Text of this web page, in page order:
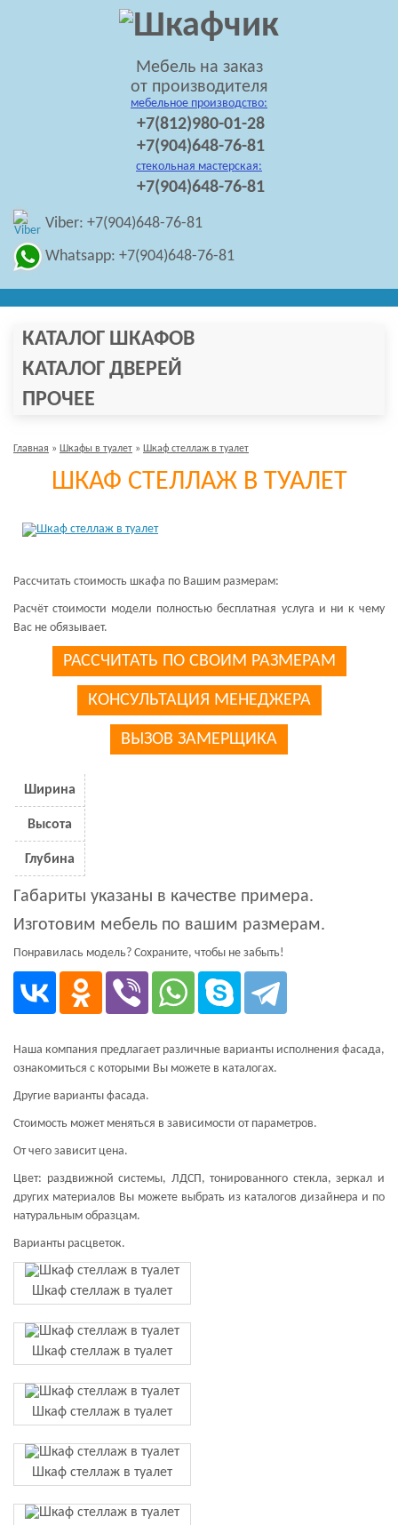
Мебель на заказ
от производителя
мебельное производство:
+7(812)980-01-28
+7(904)648-76-81
стекольная мастерская:
+7(904)648-76-81
Viber: +7(904)648-76-81
Whatsapp: +7(904)648-76-81
КАТАЛОГ ШКАФОВ
КАТАЛОГ ДВЕРЕЙ
ПРОЧЕЕ
Главная » Шкафы в туалет » Шкаф стеллаж в туалет
ШКАФ СТЕЛЛАЖ В ТУАЛЕТ
Рассчитать стоимость шкафа по Вашим размерам:
Расчёт стоимости модели полностью бесплатная услуга и ни к чему
Вас не обязывает.
РАССЧИТАТЬ ПО СВОИМ РАЗМЕРАМ
КОНСУЛЬТАЦИЯ МЕНЕДЖЕРА
ВЫЗОВ ЗАМЕРЩИКА
Ширина
Высота
Глубина
Габариты указаны в качестве примера.
Изготовим мебель по вашим размерам.
Понравилась модель? Сохраните, чтобы не забыть!
Наша компания предлагает различные варианты исполнения фасада,
ознакомиться с которыми Вы можете в каталогах.
Другие варианты фасада.
Стоимость может меняться в зависимости от параметров.
От чего зависит цена.
Цвет: раздвижной системы, ЛДСП, тонированного стекла, зеркал и
других материалов Вы можете выбрать из каталогов дизайнера и по
натуральным образцам.
Варианты расцветок.
Шкаф стеллаж в туалет
Шкаф стеллаж в туалет
Шкаф стеллаж в туалет
Шкаф стеллаж в туалет